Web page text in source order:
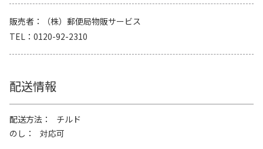
販売者
（株）郵便局物販サービス
TEL
0120-92-2310
配送情報
配送方法
チルド
のし
対応可